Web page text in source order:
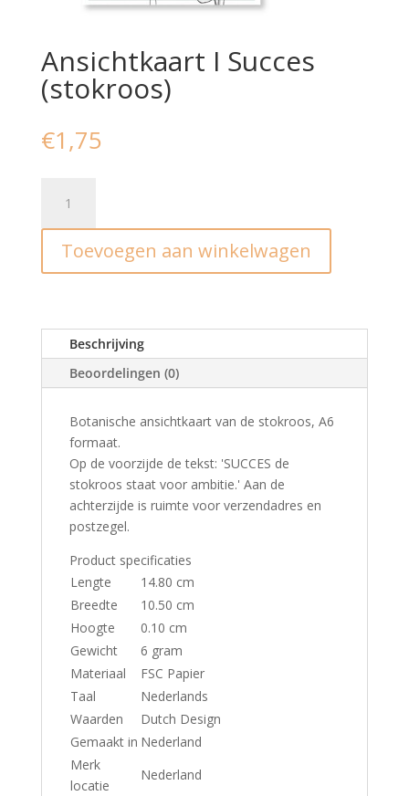
Ansichtkaart I Succes
(stokroos)
€1,75
Succes
(stokroos)
aantal
Toevoegen aan winkelwagen
Beschrijving
Beoordelingen (0)
Botanische ansichtkaart van de stokroos, A6
formaat.
Op de voorzijde de tekst: 'SUCCES de
stokroos staat voor ambitie.' Aan de
achterzijde is ruimte voor verzendadres en
postzegel.
Product specificaties
Lengte
14.80 cm
Breedte
10.50 cm
Hoogte
0.10 cm
Gewicht
6 gram
Materiaal
FSC Papier
Taal
Nederlands
Waarden
Dutch Design
Gemaakt in Nederland
Merk
locatie
Nederland